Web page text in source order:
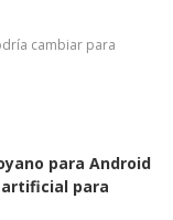
cambiar para
para Android
para